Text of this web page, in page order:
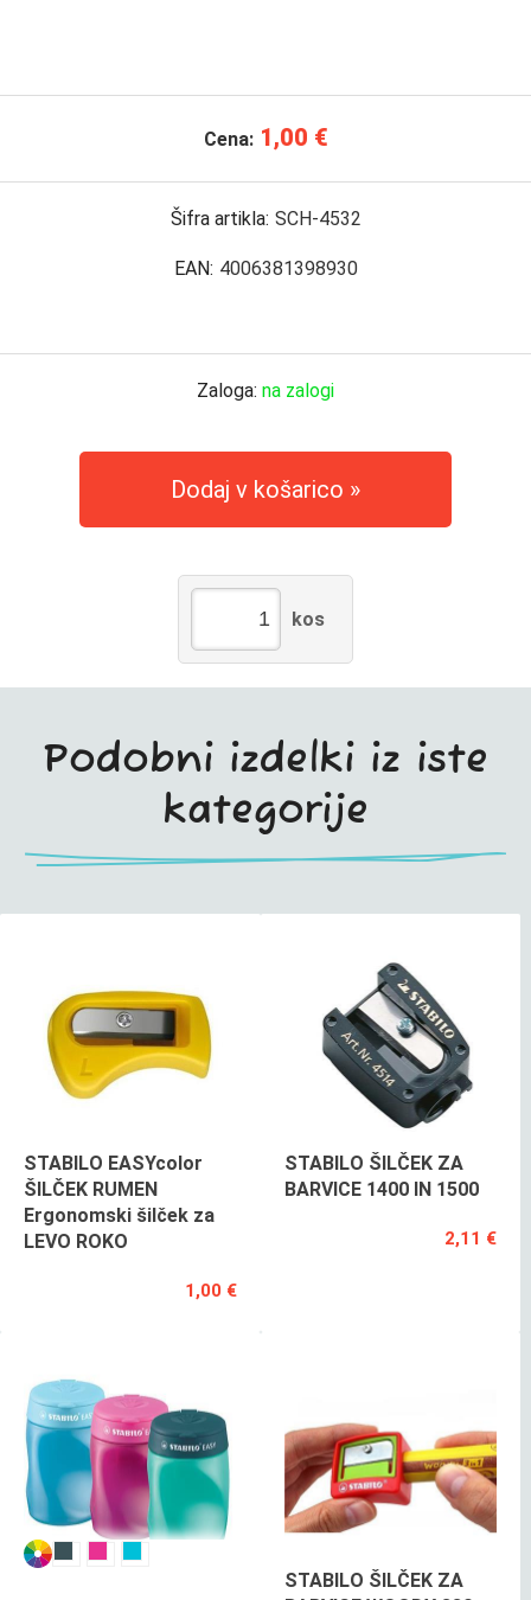
Cena: 1,00 €
Šifra artikla: SCH-4532
EAN: 4006381398930
Zaloga: na zalogi
Dodaj v košarico
kos
Podobni izdelki iz iste
kategorije
STABILO EASYcolor
ŠILČEK RUMEN
Ergonomski šilček za
LEVO ROKO
1,00 €
STABILO ŠILČEK ZA
BARVICE 1400 IN 1500
2,11 €
STABILO ŠILČEK ZA